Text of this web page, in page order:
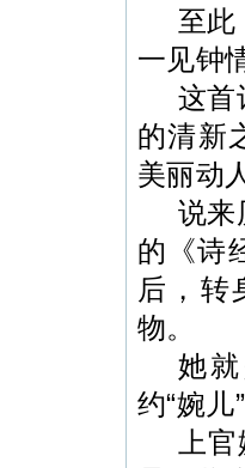
至
一见钟
这首
的清新
美丽动
说来
的《诗
后，转
物。
她
约“婉儿
上